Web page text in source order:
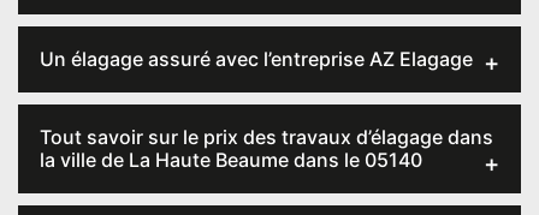
Un élagage assuré avec l’entreprise AZ Elagage
Tout savoir sur le prix des travaux d’élagage dans
la ville de La Haute Beaume dans le 05140